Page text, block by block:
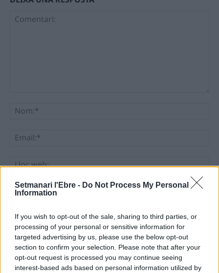
Setmanari l'Ebre - Do Not Process My Personal
Information
If you wish to opt-out of the sale, sharing to third parties, or
processing of your personal or sensitive information for
targeted advertising by us, please use the below opt-out
section to confirm your selection. Please note that after your
opt-out request is processed you may continue seeing
interest-based ads based on personal information utilized by
Deseu el meu nom, el correu electrònic i el lloc web en